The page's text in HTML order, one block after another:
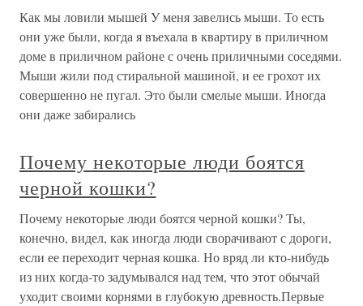
Как мы ловили мышей У меня завелись мыши. То есть
они уже были, когда я въехала в квартиру в приличном
доме в приличном районе с очень приличными соседями.
Мыши жили под стиральной машиной, и ее грохот их
совершенно не пугал. Это были смелые мыши. Иногда
они даже забирались
Почему некоторые люди боятся
черной кошки?
Почему некоторые люди боятся черной кошки? Ты,
конечно, видел, как иногда люди сворачивают с дороги,
если ее переходит черная кошка. Но вряд ли кто-нибудь
из них когда-то задумывался над тем, что этот обычай
уходит своими корнями в глубокую древность.Первые